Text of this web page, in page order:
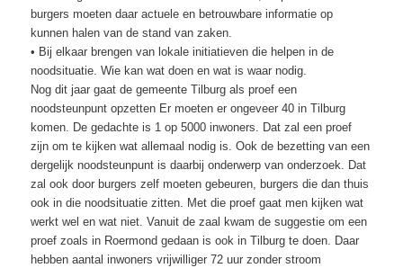
burgers moeten daar actuele en betrouwbare informatie op
kunnen halen van de stand van zaken.
• Bij elkaar brengen van lokale initiatieven die helpen in de
noodsituatie. Wie kan wat doen en wat is waar nodig.
Nog dit jaar gaat de gemeente Tilburg als proef een
noodsteunpunt opzetten Er moeten er ongeveer 40 in Tilburg
komen. De gedachte is 1 op 5000 inwoners. Dat zal een proef
zijn om te kijken wat allemaal nodig is. Ook de bezetting van een
dergelijk noodsteunpunt is daarbij onderwerp van onderzoek. Dat
zal ook door burgers zelf moeten gebeuren, burgers die dan thuis
ook in die noodsituatie zitten. Met die proef gaat men kijken wat
werkt wel en wat niet. Vanuit de zaal kwam de suggestie om een
proef zoals in Roermond gedaan is ook in Tilburg te doen. Daar
hebben aantal inwoners vrijwilliger 72 uur zonder stroom